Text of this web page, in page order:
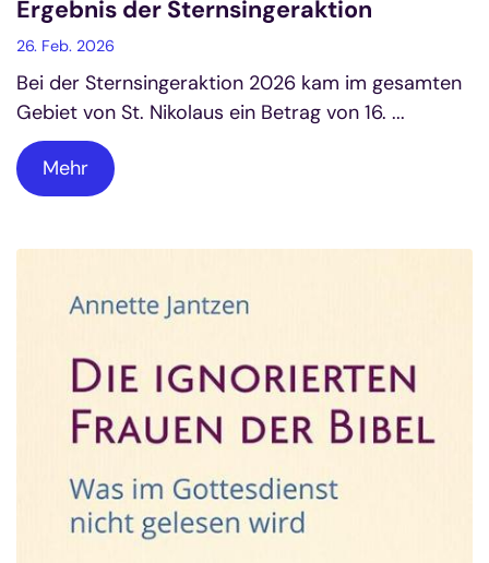
Ergebnis der Sternsingeraktion
26. Feb. 2026
Bei der Sternsingeraktion 2026 kam im gesamten
Gebiet von St. Nikolaus ein Betrag von 16. ...
Mehr